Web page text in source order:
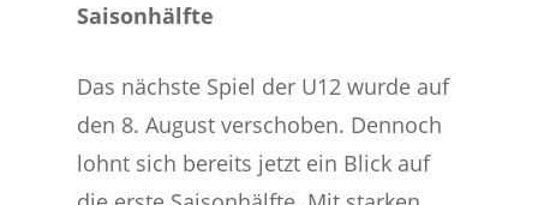
Saisonhälfte
Das nächste Spiel der U12 wurde auf
den 8. August verschoben. Dennoch
lohnt sich bereits jetzt ein Blick auf